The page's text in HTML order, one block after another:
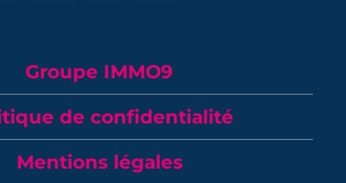
Groupe IMMO9
de confidentialité
Mentions légales